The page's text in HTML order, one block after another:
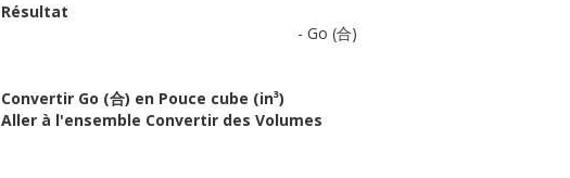
Résultat
- Go (合)
Convertir Go (合) en Pouce cube (in³)
Aller à l'ensemble Convertir des Volumes